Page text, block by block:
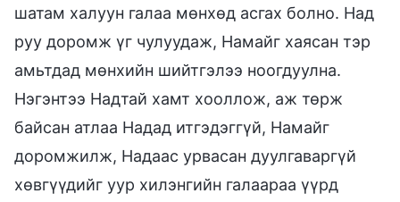
шатам халуун галаа мөнхөд асгах болно. Над
руу доромж үг чулуудаж, Намайг хаясан тэр
амьтдад мөнхийн шийтгэлээ ноогдуулна.
Нэгэнтээ Надтай хамт хооллож, аж төрж
байсан атлаа Надад итгэдэггүй, Намайг
доромжилж, Надаас урвасан дуулгаваргүй
хөвгүүдийг уур хилэнгийн галаараа үүрд